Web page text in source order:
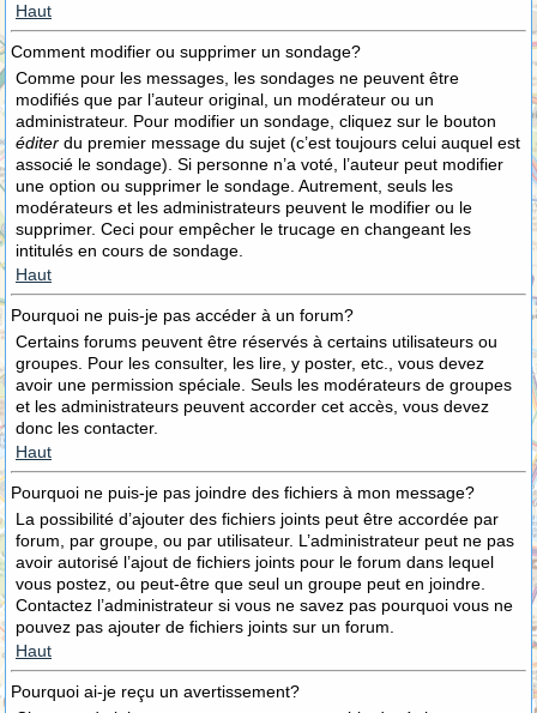
Haut
Comment modifier ou supprimer un sondage?
Comme pour les messages, les sondages ne peuvent être
modifiés que par l’auteur original, un modérateur ou un
administrateur. Pour modifier un sondage, cliquez sur le bouton
éditer du premier message du sujet (c’est toujours celui auquel est
associé le sondage). Si personne n’a voté, l’auteur peut modifier
une option ou supprimer le sondage. Autrement, seuls les
modérateurs et les administrateurs peuvent le modifier ou le
supprimer. Ceci pour empêcher le trucage en changeant les
intitulés en cours de sondage.
Haut
Pourquoi ne puis-je pas accéder à un forum?
Certains forums peuvent être réservés à certains utilisateurs ou
groupes. Pour les consulter, les lire, y poster, etc., vous devez
avoir une permission spéciale. Seuls les modérateurs de groupes
et les administrateurs peuvent accorder cet accès, vous devez
donc les contacter.
Haut
Pourquoi ne puis-je pas joindre des fichiers à mon message?
La possibilité d’ajouter des fichiers joints peut être accordée par
forum, par groupe, ou par utilisateur. L’administrateur peut ne pas
avoir autorisé l’ajout de fichiers joints pour le forum dans lequel
vous postez, ou peut-être que seul un groupe peut en joindre.
Contactez l’administrateur si vous ne savez pas pourquoi vous ne
pouvez pas ajouter de fichiers joints sur un forum.
Haut
Pourquoi ai-je reçu un avertissement?